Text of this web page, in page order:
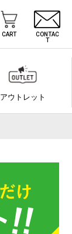
CART
CONTAC
T
アウトレット